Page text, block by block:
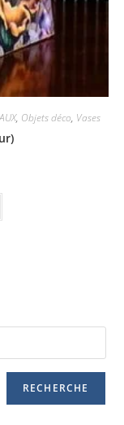
, Objets déco, Vases
RECHERCHE